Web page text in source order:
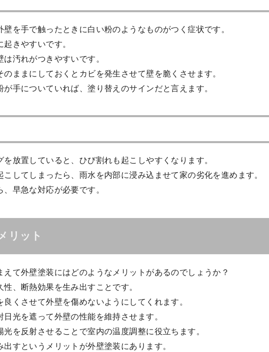
を手で触ったときに白い粉のようなものがつく症状です。
きやすいです。
汚れがつきやすいです。
ままにしておくとカビを発生させて壁を脆くさせます。
手についていれば、塗り替えのサインだと言えます。
放置していると、ひび割れも起こしやすくなります。
こしてしまったら、雨水を内部に浸み込ませて家の劣化を進めます。
早急な対応が必要です。
リット
えて外壁塗装にはどのようなメリットがあるのでしょうか？
、断熱効果を生み出すことです。
くさせて外壁を傷めないようにしてくれます。
光を遮って外壁の性能を維持させます。
を反射させることで室内の温度調整に役立ちます。
出すというメリットが外壁塗装にあります。